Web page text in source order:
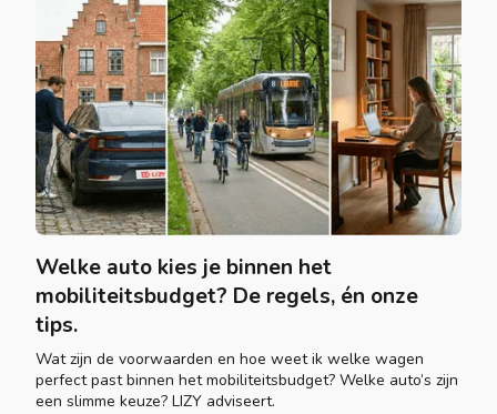
Welke auto kies je binnen het
mobiliteitsbudget? De regels, én onze
tips.
Wat zijn de voorwaarden en hoe weet ik welke wagen
perfect past binnen het mobiliteitsbudget? Welke auto’s zijn
een slimme keuze? LIZY adviseert.